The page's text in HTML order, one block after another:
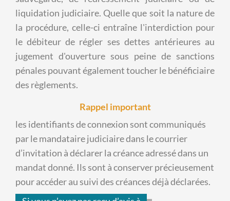
liquidation judiciaire. Quelle que soit la nature de
la procédure, celle-ci entraîne l'interdiction pour
le débiteur de régler ses dettes antérieures au
jugement d'ouverture sous peine de sanctions
pénales pouvant également toucher le bénéficiaire
des règlements.
Rappel important
les identifiants de connexion sont communiqués
par le mandataire judiciaire dans le courrier
d’invitation à déclarer la créance adressé dans un
mandat donné. Ils sont à conserver précieusement
pour accéder au suivi des créances déjà déclarées.